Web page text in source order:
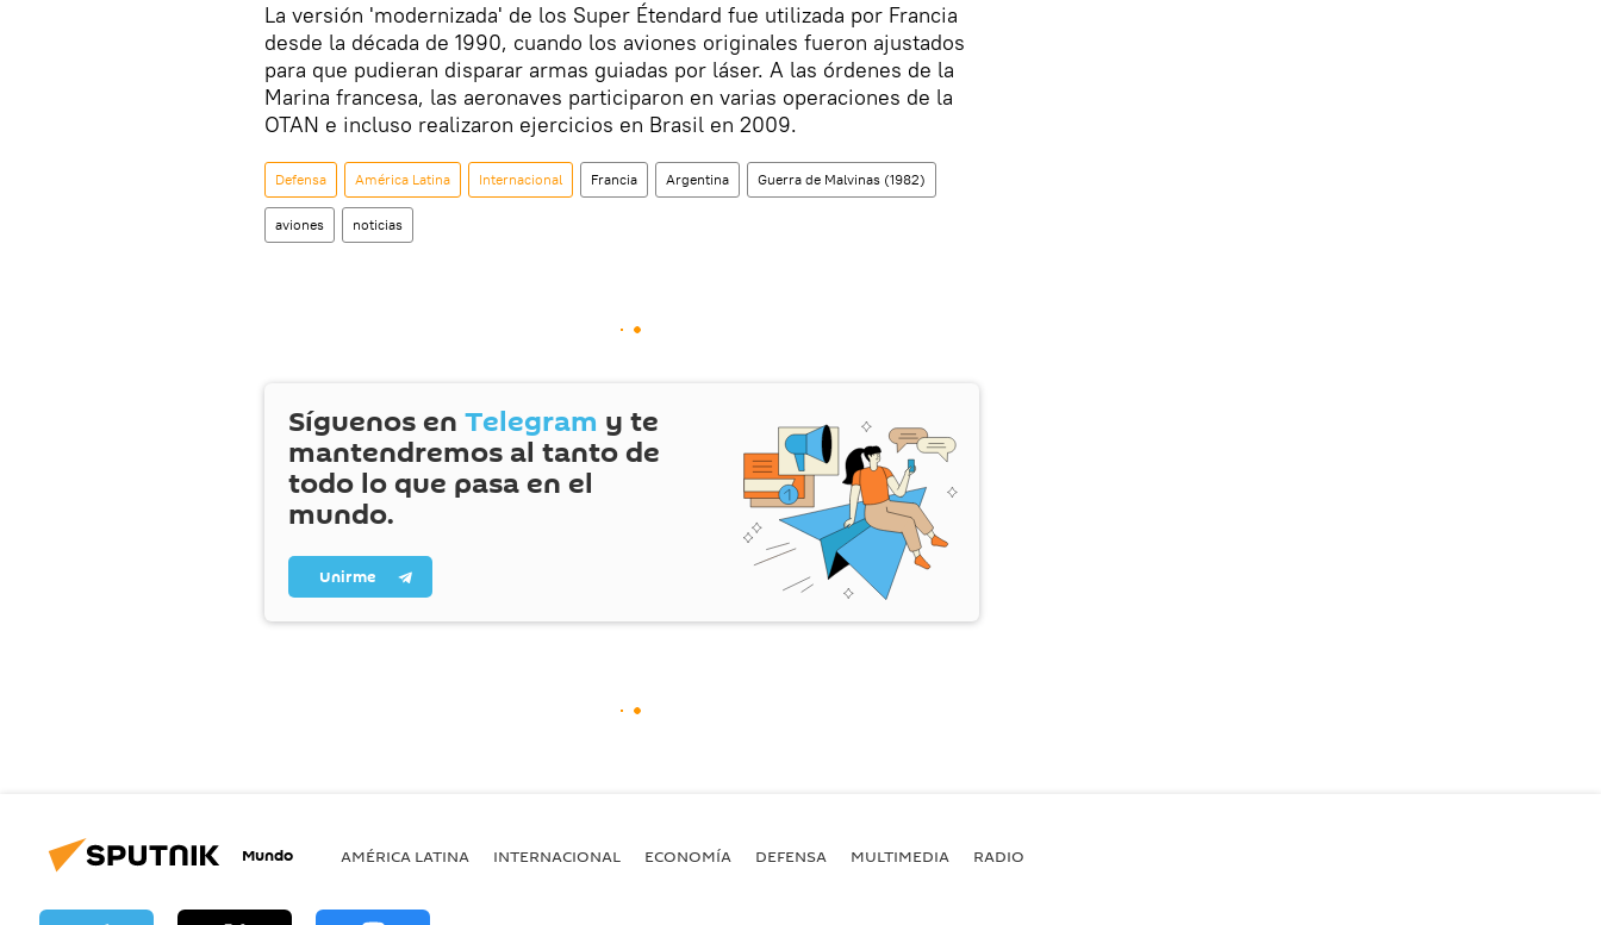
​​La versión 'modernizada' de los Super Étendard fue utilizada por Francia
desde la década de 1990, cuando los aviones originales fueron ajustados
para que pudieran disparar armas guiadas por láser. A las órdenes de la
Marina francesa, las aeronaves participaron en varias operaciones de la
OTAN e incluso realizaron ejercicios en Brasil en 2009.
Defensa América Latina Internacional Francia Argentina Guerra de Malvinas (1982)
aviones noticias
Síguenos en Telegram y te
mantendremos al tanto de
todo lo que pasa en el
mundo.
Unirme
Mundo AMÉRICA LATINA INTERNACIONAL ECONOMÍA DEFENSA MULTIMEDIA RADIO